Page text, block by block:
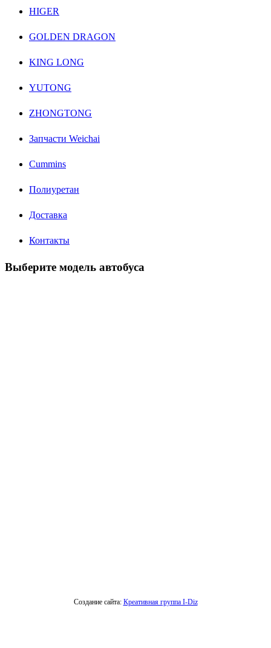
HIGER
GOLDEN DRAGON
KING LONG
YUTONG
ZHONGTONG
Запчасти Weichai
Cummins
Полиуретан
Доставка
Контакты
Выберите модель автобуса
Создание сайта: Креативная группа I-Diz